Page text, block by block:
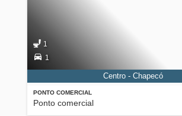
PONTO COMERCIAL
Ponto comercial
1
1
Centro - Chapecó